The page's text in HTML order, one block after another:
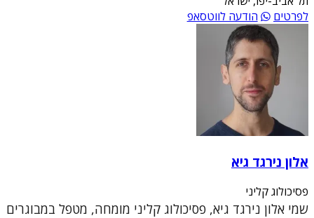
לפרטים
הודעה לווטסאפ
אלון נירגד גיא
פסיכולוג קליני
שמי אלון נירגד גיא, פסיכולוג קליני מומחה, מטפל במבוגרים